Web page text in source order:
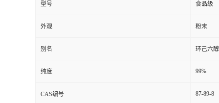
型号 食品级
外观 粉末
别名 环己六醇
纯度 99%
CAS编号 87-89-8